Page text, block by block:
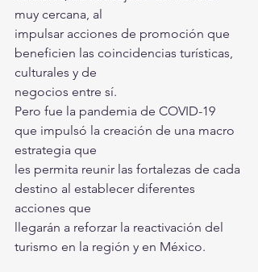
muy cercana, al
impulsar acciones de promoción que
beneficien las coincidencias turísticas,
culturales y de
negocios entre sí.
Pero fue la pandemia de COVID-19
que impulsó la creación de una macro
estrategia que
les permita reunir las fortalezas de cada
destino al establecer diferentes
acciones que
llegarán a reforzar la reactivación del
turismo en la región y en México.